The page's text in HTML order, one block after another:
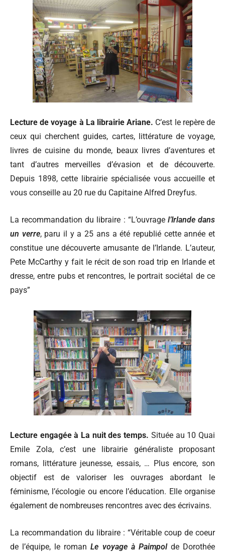
Lecture de voyage à La librairie Ariane. C’est le repère de
ceux qui cherchent guides, cartes, littérature de voyage,
livres de cuisine du monde, beaux livres d’aventures et
tant d’autres merveilles d’évasion et de découverte.
Depuis 1898, cette librairie spécialisée vous accueille et
vous conseille au 20 rue du Capitaine Alfred Dreyfus.
La recommandation du libraire : “L’ouvrage l’Irlande dans
un verre, paru il y a 25 ans a été republié cette année et
constitue une découverte amusante de l’Irlande. L’auteur,
Pete McCarthy y fait le récit de son road trip en Irlande et
dresse, entre pubs et rencontres, le portrait sociétal de ce
pays”
Lecture engagée à La nuit des temps. Située au 10 Quai
Emile Zola, c’est une librairie généraliste proposant
romans, littérature jeunesse, essais, … Plus encore, son
objectif est de valoriser les ouvrages abordant le
féminisme, l’écologie ou encore l’éducation. Elle organise
également de nombreuses rencontres avec des écrivains.
La recommandation du libraire : “Véritable coup de coeur
de l’équipe, le romanLe voyage à Paimpol de Dorothée